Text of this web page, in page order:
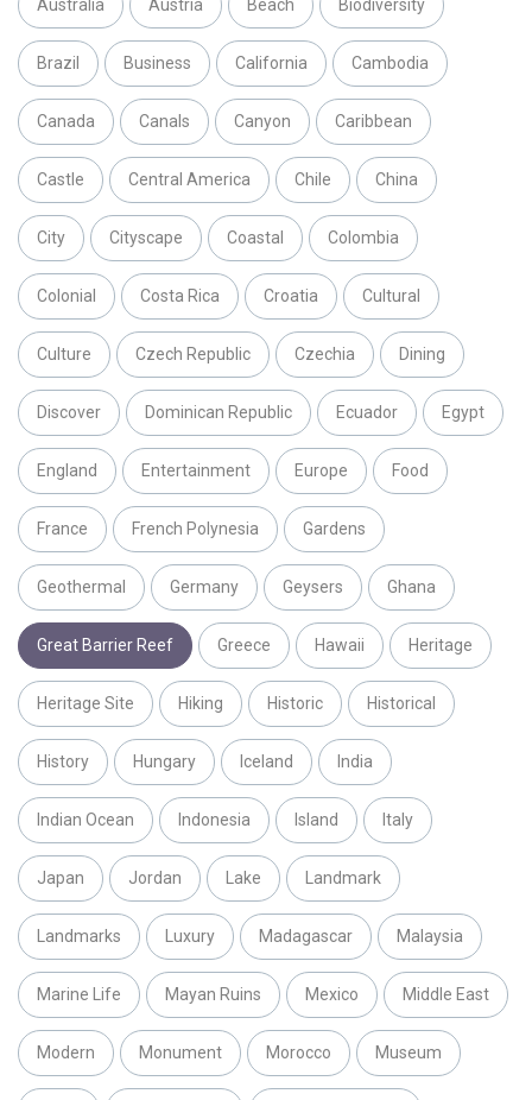
Australia Austria Beach Biodiversity
Brazil Business California Cambodia
Canada Canals Canyon Caribbean
Castle Central America Chile China
City Cityscape Coastal Colombia
Colonial Costa Rica Croatia Cultural
Culture Czech Republic Czechia Dining
Discover Dominican Republic Ecuador Egypt
England Entertainment Europe Food
France French Polynesia Gardens
Geothermal Germany Geysers Ghana
Great Barrier Reef Greece Hawaii Heritage
Heritage Site Hiking Historic Historical
History Hungary Iceland India
Indian Ocean Indonesia Island Italy
Japan Jordan Lake Landmark
Landmarks Luxury Madagascar Malaysia
Marine Life Mayan Ruins Mexico Middle East
Modern Monument Morocco Museum